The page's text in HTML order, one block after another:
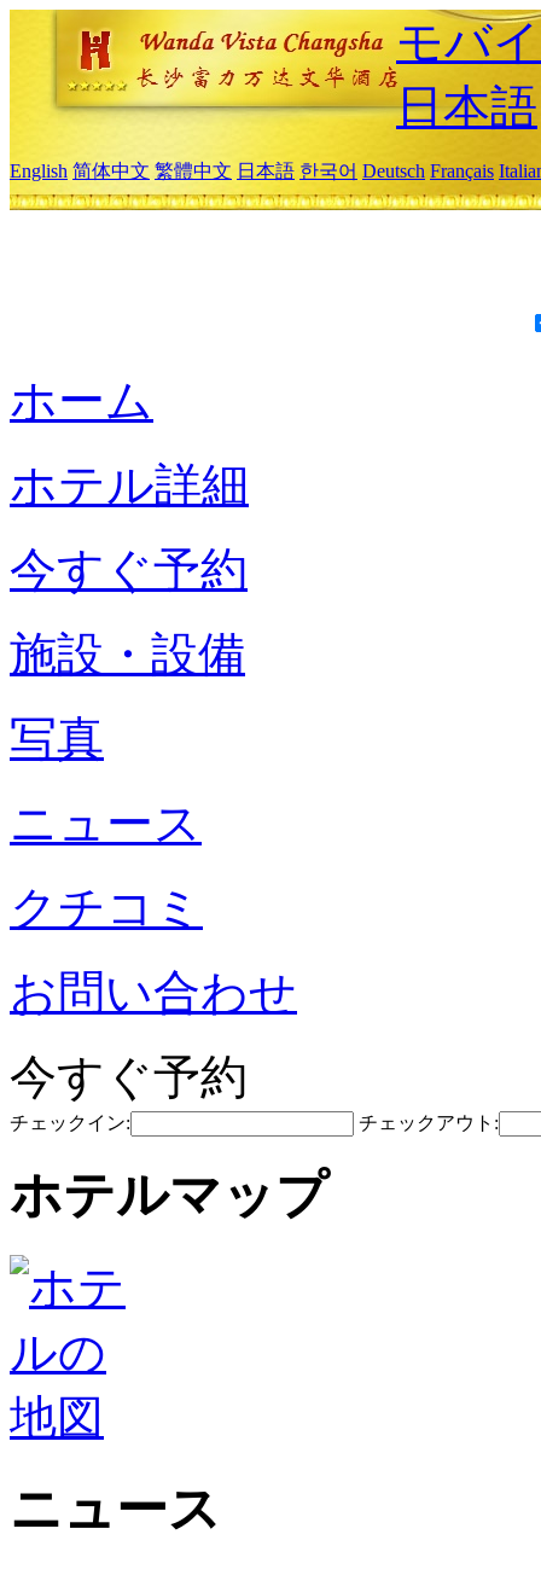
モバ
日本語
English 简体中文 繁體中文 日本語 한국어 Deutsch Français
ホーム
ホテル詳細
今すぐ予約
施設・設備
写真
ニュース
クチコミ
お問い合わせ
今すぐ予約
チェックイン: チェックアウト:
ホテルマップ
ニュース